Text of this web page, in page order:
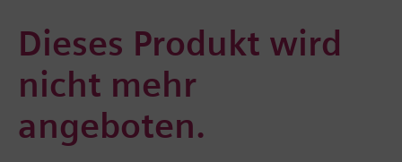
Dieses Produkt wird
nicht mehr
angeboten.